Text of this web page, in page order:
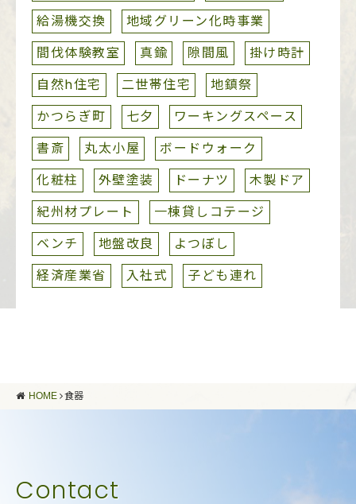
給湯機交換
地域グリーン化時事業
間伐体験教室
真鍮 隙間風
掛け時計
自然h住宅
二世帯住宅
地鎮祭
かつらぎ町
七夕
ワーキングスペース
書斎
丸太小屋
ボードウォーク
化粧柱
外壁塗装 ドーナツ
木製ドア
紀州材プレート
一棟貸しコテージ
ベンチ
地盤改良
よつぼし
経済産業省
入社式 子ども連れ
HOME 食器